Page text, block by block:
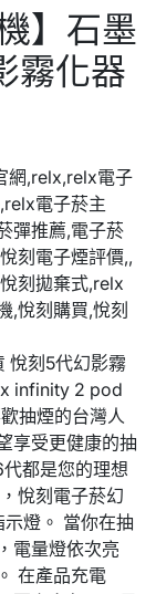
】石墨
霧化器
悅刻5代幻影霧
infinity 2 pod
抽煙的台灣人
享受更健康的抽
都是您的理想
悅刻電子菸幻
燈。 當你在抽
電量燈依次亮
在產品充電